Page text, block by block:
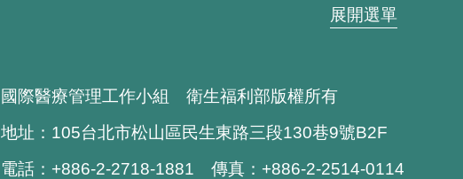
展開選單
國際醫療管理工作小組 衛生福利部版權所有
地址：105台北市松山區民生東路三段130巷9號B2F
電話：+886-2-2718-1881 傳真：+886-2-2514-0114